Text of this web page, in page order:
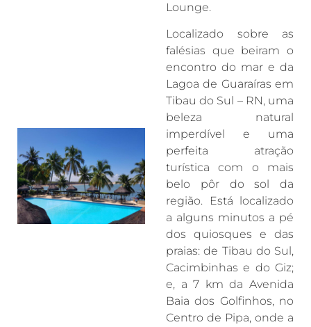
Lounge.
Localizado sobre as
falésias que beiram o
encontro do mar e da
Lagoa de Guaraíras em
Tibau do Sul – RN, uma
beleza natural
imperdível e uma
perfeita atração
turística com o mais
belo pôr do sol da
região. Está localizado
a alguns minutos a pé
dos quiosques e das
praias: de Tibau do Sul,
Cacimbinhas e do Giz;
e, a 7 km da Avenida
Baia dos Golfinhos, no
Centro de Pipa, onde a